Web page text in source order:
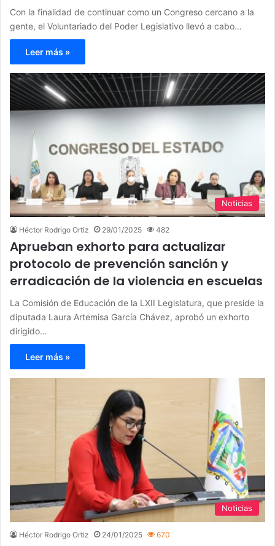
Con la finalidad de continuar como un Congreso cercano a la
gente, el Voluntariado del Poder Legislativo llevó a cabo…
Leer más »
Noticias
Héctor Rodrigo Ortiz 29/01/2025 482
Aprueban exhorto para actualizar
protocolo de prevención sanción y
erradicación de la violencia en escuelas
La Comisión de Educación de la LXII Legislatura, que preside la
diputada Laura Artemisa García Chávez, aprobó un exhorto
dirigido…
Leer más »
Noticias
Héctor Rodrigo Ortiz 24/01/2025 670